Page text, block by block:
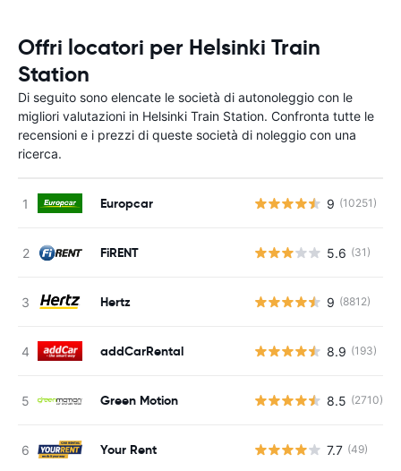
Offri locatori per Helsinki Train
Station
Di seguito sono elencate le società di autonoleggio con le
migliori valutazioni in Helsinki Train Station. Confronta tutte le
recensioni e i prezzi di queste società di noleggio con una
ricerca.
Europcar 9 (10251)
FiRENT 5.6 (31)
Hertz 9 (8812)
addCarRental 8.9 (193)
Green Motion 8.5 (2710)
Your Rent 7.7 (49)